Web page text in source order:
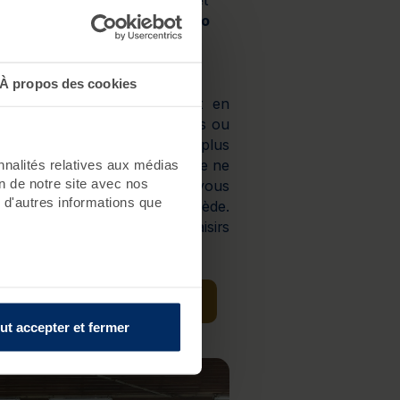
À propos des cookies
relatives aux médias
de notre site avec nos
informations que
accepter et fermer
Le plus de ceséjour thalasso
d’une des plus grandes
deux choix d’hébergement en
de charme Valdys-les Pins ou
nom si vous préférez plus
thalasso et gastronomie ne
le Bois cendré vous
au bord de la pinède.
inventive mêlant plaisirs
à Saint-Jean-de-Monts